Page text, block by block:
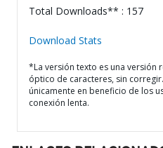
Total Downloads** : 157
Download Stats
*La versión texto es una versión
óptico de caracteres, sin
únicamente en beneficio de los
conexión lenta.